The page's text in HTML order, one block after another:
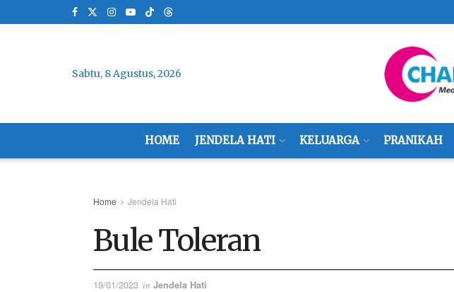
Sabtu, 8 Agustus, 2026
HOME JENDELA HATI KELUARGA PRANIKAH
Home Jendela Hati
Bule Toleran
19/01/2023 in Jendela Hati